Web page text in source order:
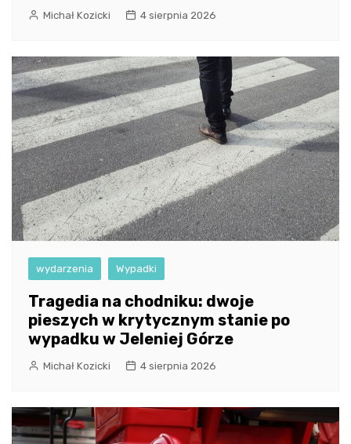
Michał Kozicki 4 sierpnia 2026
wydarzenia Wypadki
Tragedia na chodniku: dwoje
pieszych w krytycznym stanie po
wypadku w Jeleniej Górze
Michał Kozicki 4 sierpnia 2026